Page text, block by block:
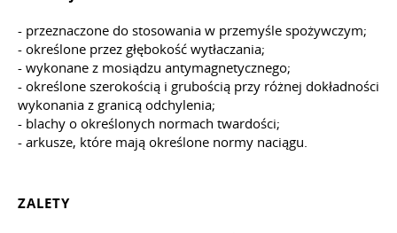
- przeznaczone do stosowania w przemyśle spożywczym;
- określone przez głębokość wytłaczania;
- wykonane z mosiądzu antymagnetycznego;
- określone szerokością i grubością przy różnej dokładności
wykonania z granicą odchylenia;
- blachy o określonych normach twardości;
- arkusze, które mają określone normy naciągu.
ZALETY